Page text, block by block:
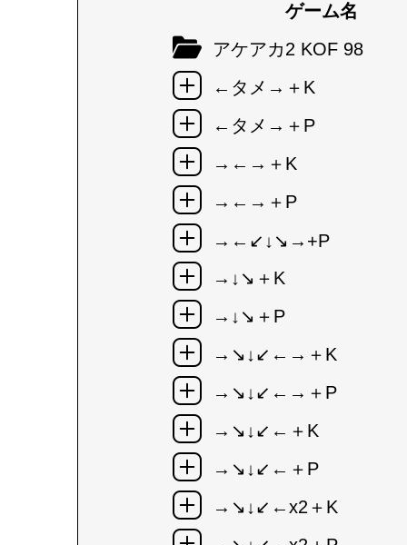
ゲーム名
アケアカ2 KOF 98
←タメ→＋K
←タメ→＋P
→←→＋K
→←→＋P
→←↙↓↘→+P
→↓↘＋K
→↓↘＋P
→↘↓↙←→＋K
→↘↓↙←→＋P
→↘↓↙←＋K
→↘↓↙←＋P
→↘↓↙←x2＋K